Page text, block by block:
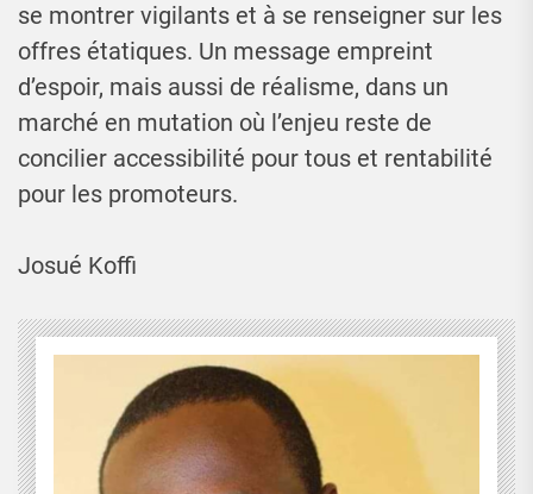
se montrer vigilants et à se renseigner sur les
offres étatiques. Un message empreint
d’espoir, mais aussi de réalisme, dans un
marché en mutation où l’enjeu reste de
concilier accessibilité pour tous et rentabilité
pour les promoteurs.
Josué Koffi